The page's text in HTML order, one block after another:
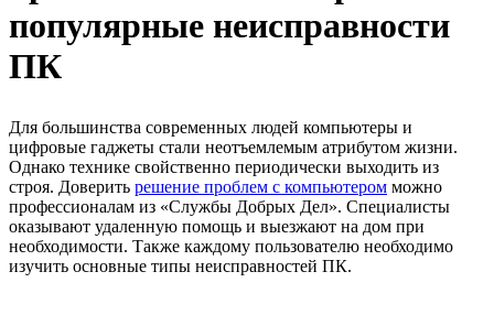
популярные неисправности
ПК
Для большинства современных людей компьютеры и
цифровые гаджеты стали неотъемлемым атрибутом жизни.
Однако технике свойственно периодически выходить из
строя. Доверить решение проблем с компьютером можно
профессионалам из «Службы Добрых Дел». Специалисты
оказывают удаленную помощь и выезжают на дом при
необходимости. Также каждому пользователю необходимо
изучить основные типы неисправностей ПК.